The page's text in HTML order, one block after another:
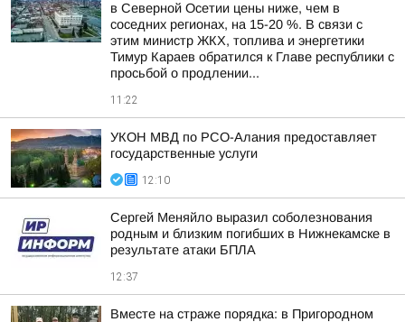
в Северной Осетии цены ниже, чем в
соседних регионах, на 15-20 %. В связи с
этим министр ЖКХ, топлива и энергетики
Тимур Караев обратился к Главе республики с
просьбой о продлении...
11:22
УКОН МВД по РСО-Алания предоставляет
государственные услуги
12:10
Сергей Меняйло выразил соболезнования
родным и близким погибших в Нижнекамске в
результате атаки БПЛА
12:37
Вместе на страже порядка: в Пригородном